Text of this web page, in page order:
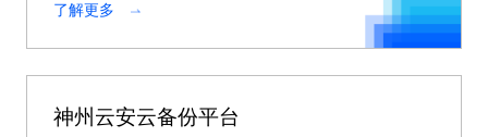
了解更多
神州云安云备份平台